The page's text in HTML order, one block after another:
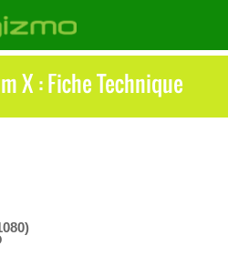
X : Fiche Technique